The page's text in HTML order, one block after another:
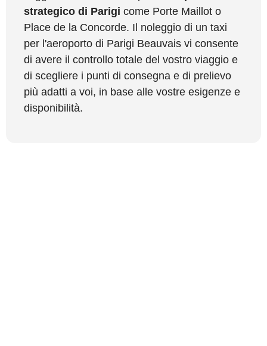
strategico di Parigi come Porte Maillot o
Place de la Concorde. Il noleggio di un taxi
per l'aeroporto di Parigi Beauvais vi consente
di avere il controllo totale del vostro viaggio e
di scegliere i punti di consegna e di prelievo
più adatti a voi, in base alle vostre esigenze e
disponibilità.